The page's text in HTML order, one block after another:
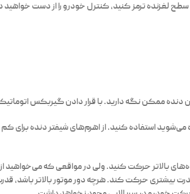
ترمز کنید، کنترل خودرو را از دست خواهید
ممکن نگه دارید. با قرار دادن گیربکس
استفاده کنید. از اهرم‌های شیفتر دنده برای
حرکت کنید. ولی در مواقعی که می‌خواهید از
بیشتری حرکت کند. هرچه دور موتور بالاتر